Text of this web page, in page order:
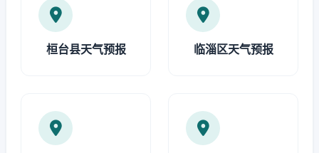
桓台县天气预报 临淄区天气预报